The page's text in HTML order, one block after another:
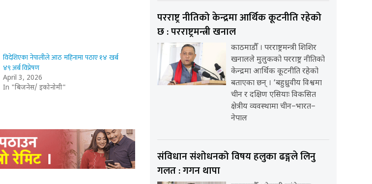
विदेशिएका नेपालीले आठ महिनामा पठाए १४ खर्ब
४९ अर्ब विप्रेषण
April 3, 2026
In "बिजनेस/ इकोनोमी"
परराष्ट्र नीतिको केन्द्रमा आर्थिक कूटनीति रहेको
छ : परराष्ट्रमन्त्री खनाल
काठमाडौँ । परराष्ट्रमन्त्री शिशिर
खनालले मुलुकको परराष्ट्र नीतिको
केन्द्रमा आर्थिक कूटनीति रहेको
बताएका छन् । ‘बहुध्रुवीय विश्वमा
चीन र दक्षिण एसियाः विकसित
क्षेत्रीय व्यवस्थामा चीन–भारत–
नेपाल
संविधान संशोधनको विषय हलुका ढङ्गले लिनु
गलत : गगन थापा